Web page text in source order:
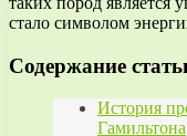
стало символом
Содержание
История
Гамильтона